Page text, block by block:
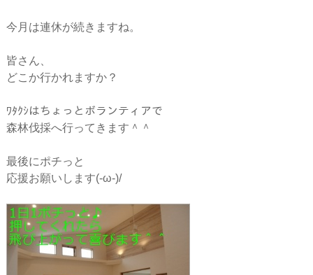
今月は連休が続きますね。
皆さん、
どこか行かれますか？
ﾜﾀｸｼはちょっとボランティアで
森林伐採へ行ってきます＾＾
最後にポチっと
応援お願いします(-ω-)/